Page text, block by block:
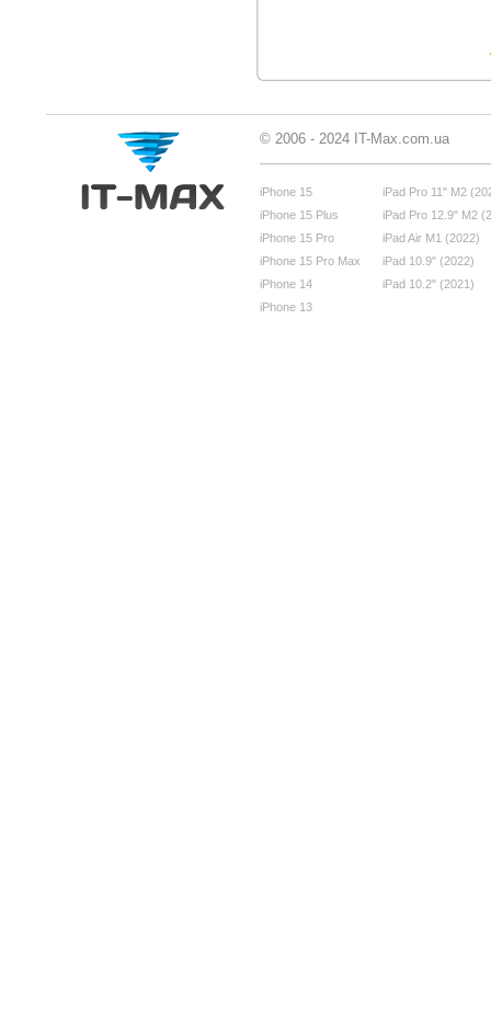
© 2006 - 2024 IT-Max.com.ua
iPhone 15
iPhone 15 Plus
iPhone 15 Pro
iPhone 15 Pro Max
iPhone 14
iPhone 13
iPad Pro 11" M2
iPad Pro 12.9" M2
iPad Air M1 (2022)
iPad 10.9" (2022)
iPad 10.2" (2021)